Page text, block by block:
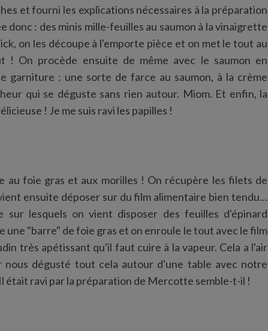
et fourni les explications nécessaires à la préparation
: des minis mille-feuilles au saumon à la vinaigrette
on les découpe à l'emporte pièce et on met le tout au
On procède ensuite de même avec le saumon en
garniture : une sorte de farce au saumon, à la crème
qui se déguste sans rien autour. Miom. Et enfin, la
! Je me suis ravi les papilles !
au foie gras et aux morilles ! On récupère les filets de
ensuite déposer sur du film alimentaire bien tendu…
lesquels on vient disposer des feuilles d'épinard
une "barre" de foie gras et on enroule le tout avec le film
très apétissant qu'il faut cuire à la vapeur. Cela a l'air
dégusté tout cela autour d'une table avec notre
était ravi par la préparation de Mercotte semble-t-il !